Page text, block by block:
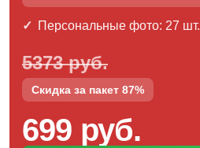
Персональные фото: 27 шт.
5373 руб.
Скидка за пакет 87%
699 руб.